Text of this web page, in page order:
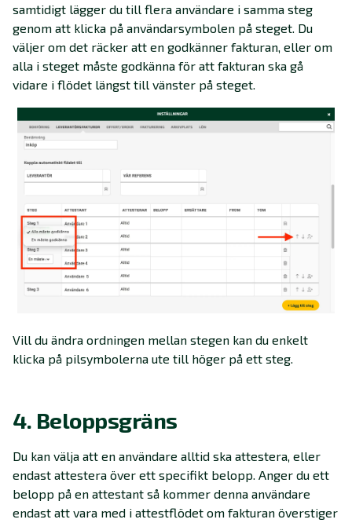
samtidigt lägger du till flera användare i samma steg
genom att klicka på användarsymbolen på steget. Du
väljer om det räcker att en godkänner fakturan, eller om
alla i steget måste godkänna för att fakturan ska gå
vidare i flödet längst till vänster på steget.
Vill du ändra ordningen mellan stegen kan du enkelt
klicka på pilsymbolerna ute till höger på ett steg.
4. Beloppsgräns
Du kan välja att en användare alltid ska attestera, eller
endast attestera över ett specifikt belopp. Anger du ett
belopp på en attestant så kommer denna användare
endast att vara med i attestflödet om fakturan överstiger